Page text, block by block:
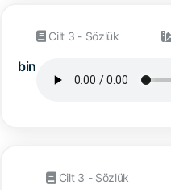
bin
Cilt 3 - Sözlük
Cilt 3 - Sözlük